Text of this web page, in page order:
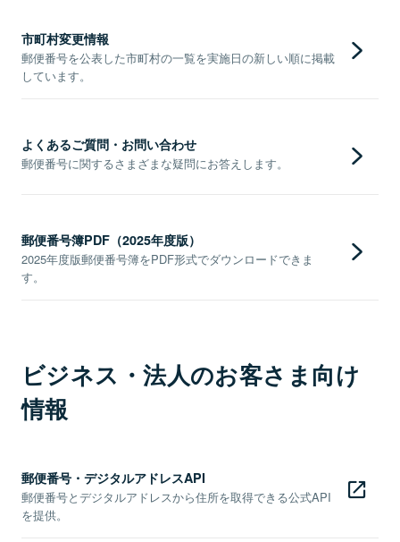
市町村変更情報
郵便番号を公表した市町村の一覧を実施日の新しい順に掲載
しています。
よくあるご質問・お問い合わせ
郵便番号に関するさまざまな疑問にお答えします。
郵便番号簿PDF（2025年度版）
2025年度版郵便番号簿をPDF形式でダウンロードできま
す。
ビジネス・法人のお客さま向け
情報
郵便番号・デジタルアドレスAPI
郵便番号とデジタルアドレスから住所を取得できる公式API
を提供。